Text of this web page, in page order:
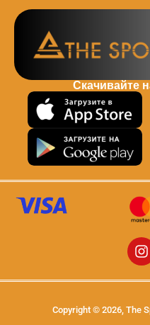
Скачивайте
Copyright © 2026, The